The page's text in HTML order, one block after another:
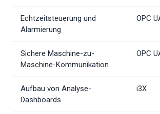
Echtzeitsteuerung und
Alarmierung
OPC
Sichere Maschine-zu-
Maschine-Kommunikation
OPC
Aufbau von Analyse-
Dashboards
i3X